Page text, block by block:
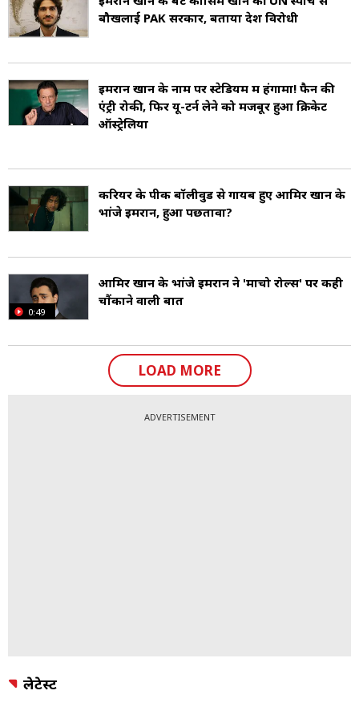
wife, Reham Khan). इसके बाद खान ने अपनी
आध्यात्मिक सलाहकार बुशरा बीबी से विवाह किया
(Imran’s third wife, Bushra Bibi).
बौखलाई PAK सरकार, बताया देश विरोधी
इमरान खान के नाम पर स्टेडियम में हंगामा! फैन की
एंट्री रोकी, फिर यू-टर्न लेने को मजबूर हुआ क्रिकेट
ऑस्ट्रेलिया
करियर के पीक बॉलीवुड से गायब हुए आम‍िर खान के
भांजे इमरान, हुआ पछतावा?
0:49
आमिर खान के भांजे इमरान ने 'माचो रोल्स' पर कही
चौंकाने वाली बात
LOAD MORE
ADVERTISEMENT
लेटेस्ट